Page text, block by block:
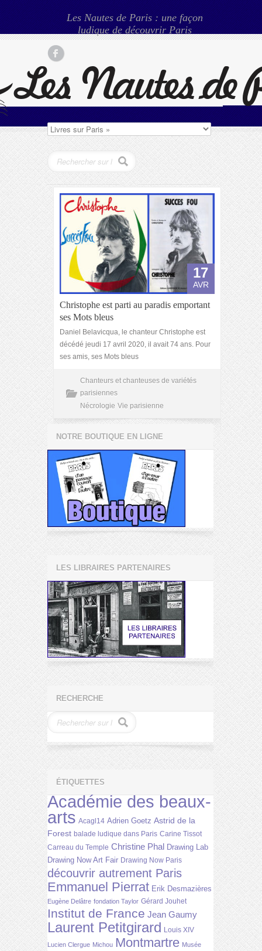
Les Nautes de Paris : une façon
ludique de découvrir Paris
17
AVR
Christophe est parti au paradis emportant
ses Mots bleus
Daniel Belavicqua, le chanteur Christophe est
décédé jeudi 17 avril 2020, il avait 74 ans. Pour
ses amis, ses Mots bleus
Chanteurs et chanteuses de variétés
parisiennes
Nécrologie Vie parisienne
NOTRE BOUTIQUE EN LIGNE
LES LIBRAIRES PARTENAIRES
RECHERCHE
ÉTIQUETTES
Académie des beaux-
arts Acagl14 Adrien Goetz Astrid de la
Forest balade ludique dans Paris Carine Tissot
Carreau du Temple Christine Phal Drawing Lab
Drawing Now Art Fair Drawing Now Paris
découvrir autrement Paris
Emmanuel Pierrat Erik Desmazières
Eugène Delâtre fondation Taylor Gérard Jouhet
Institut de France Jean Gaumy
Laurent Petitgirard Louis XIV
Lucien Clergue Michou Montmartre Musée